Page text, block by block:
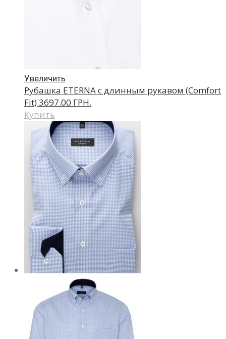
Увеличить
Рубашка ETERNA с длинным рукавом (Comfort
Fit)3697.00 ГРН.
Купить